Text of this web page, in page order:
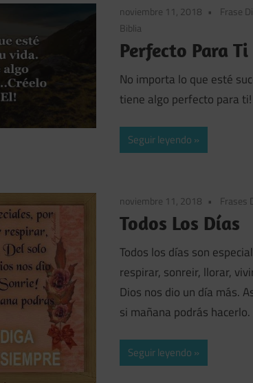
noviembre 11, 2018 Frase
Biblia
Perfecto Para Ti
No importa lo que esté
tiene algo perfecto para ti!
Seguir leyendo
noviembre 11, 2018 Frases
Todos Los Días
Todos los días son
respirar, sonreir, llorar,
Dios nos dio un día más.
si mañana podrás
Seguir leyendo